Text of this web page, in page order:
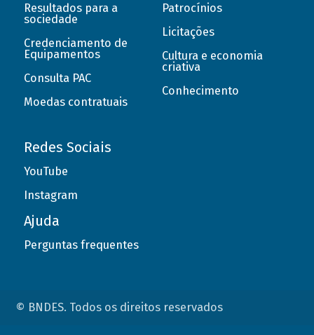
Resultados para a
sociedade
Credenciamento de
Equipamentos
Consulta PAC
Moedas contratuais
Patrocínios
Licitações
Cultura e economia
criativa
Conhecimento
Redes Sociais
YouTube
Instagram
Ajuda
Perguntas frequentes
© BNDES. Todos os direitos reservados